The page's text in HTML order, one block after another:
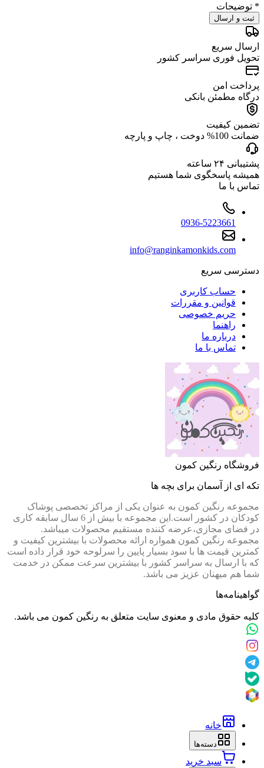
* توضیحات
ثبت و ارسال
ارسال سریع
تحویل فوری سراسر کشور
پرداخت امن
درگاه مطمئن بانکی
تضمین کیفیت
ضمانت 100% دوخت ، چاپ و پارچه
پشتیبانی ۲۴ ساعته
همیشه پاسخگوی شما هستیم
تماس با ما
0936-5223661
info@ranginkamonkids.com
دسترسی سریع
حساب کاربری
قوانین و مقررات
حریم خصوصی
راهنما
درباره ما
تماس با ما
فروشگاه رنگین کمون
تکه ای از آسمان برای بچه ها
مجموعه رنگین کمون به عنوان یکی از مراکز تخصصی پوشاک
کودکان در کشور است.این مجموعه با بیش از 6 سال سابقه کاری
در فضای مجازی،عرضه کننده مستقیم محصولات میباشد.
مجموعه رنگین کمون همواره ارائه محصولات با بیشترین کیفیت و
کمترین قیمت ها با سود بسیار پایین را سرلوحه خود قرار داده است
که با ارسال به سراسر کشور با بیشترین سرعت ممکن در خدمت
شما هم میهنان عزیز می باشد.
گواهینامه‌ها
کلیه حقوق مادی و معنوی سایت متعلق به رنگین کمون می باشد.
خانه
دسته‌ها
سبد خرید